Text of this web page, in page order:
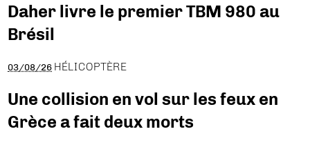
Daher livre le premier TBM 980 au
Brésil
03/08/26 HÉLICOPTÈRE
Une collision en vol sur les feux en
Grèce a fait deux morts